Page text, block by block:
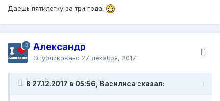
окружающих, незамедлительно звоните в пожарно-
со стационарных телефонов.
Даешь пятилетку за три года!
Александр
Опубликовано 27 декабря, 2017
В 27.12.2017 в 05:56, Василиса сказал: